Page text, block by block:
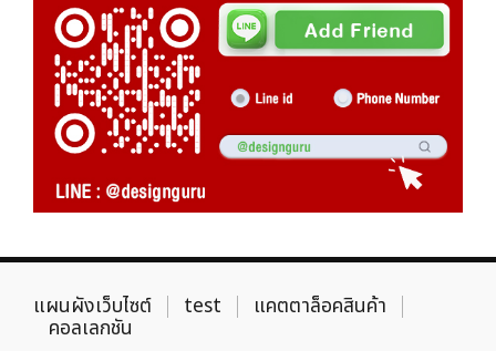
แผนผังเว็บไซต์ test แคตตาล็อคสินค้า
คอลเลกชัน